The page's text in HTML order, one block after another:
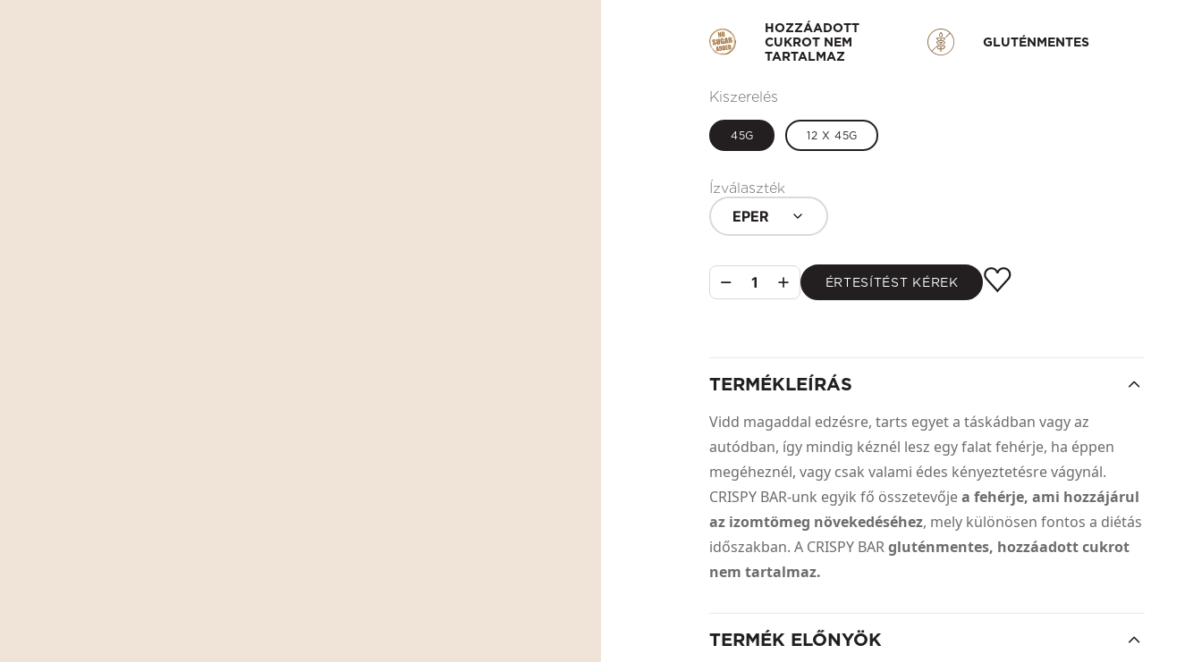
HOZZÁADOTT
CUKROT NEM
TARTALMAZ
GLUTÉNMENTES
Kiszerelés
45G 12 X 45G
Ízválaszték
EPER
1 ÉRTESÍTÉST KÉREK
TERMÉKLEÍRÁS
Vidd magaddal edzésre, tarts egyet a táskádban vagy az
autódban, így mindig kéznél lesz egy falat fehérje, ha éppen
megéheznél, vagy csak valami édes kényeztetésre vágynál.
CRISPY BAR-unk egyik fő összetevőjea fehérje, ami hozzájárul
az izomtömeg növekedéséhez, mely különösen fontos a diétás
időszakban. A CRISPY BARgluténmentes, hozzáadott cukrot
nem tartalmaz.
TERMÉK ELŐNYÖK